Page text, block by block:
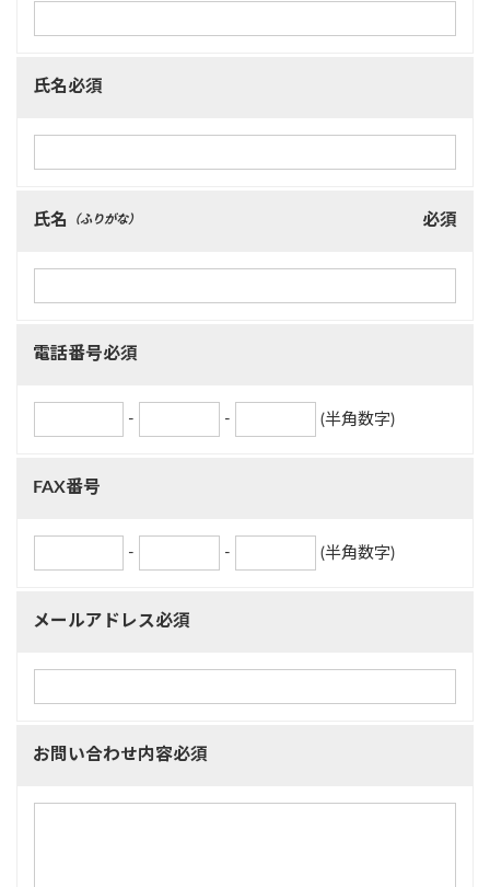
氏名必須
氏名 （ふりがな） 必須
電話番号必須
- - (半角数字)
FAX番号
- - (半角数字)
メールアドレス必須
お問い合わせ内容必須